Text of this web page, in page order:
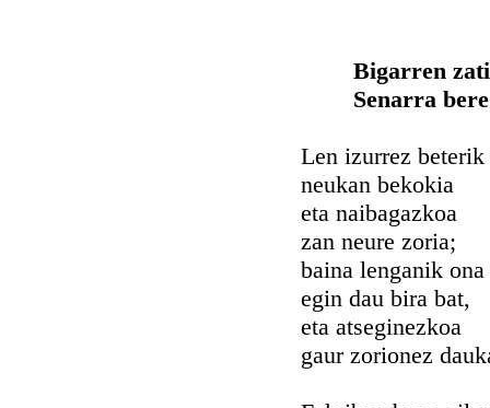
Bigarren
Senarra
Len izurrez beterik
neukan bekokia
eta naibagazkoa
zan neure zoria;
baina lenganik ona
egin dau bira bat,
eta atseginezkoa
gaur zorionez